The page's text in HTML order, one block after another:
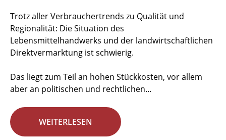
Trotz aller Verbrauchertrends zu Qualität und
Regionalität: Die Situation des
Lebensmittelhandwerks und der landwirtschaftlichen
Direktvermarktung ist schwierig.
Das liegt zum Teil an hohen Stückkosten, vor allem
aber an politischen und rechtlichen...
WEITERLESEN